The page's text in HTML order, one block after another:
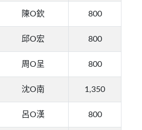
陳O欽 800
邱O宏 800
周O呈 800
沈O南 1,350
呂O漢 800